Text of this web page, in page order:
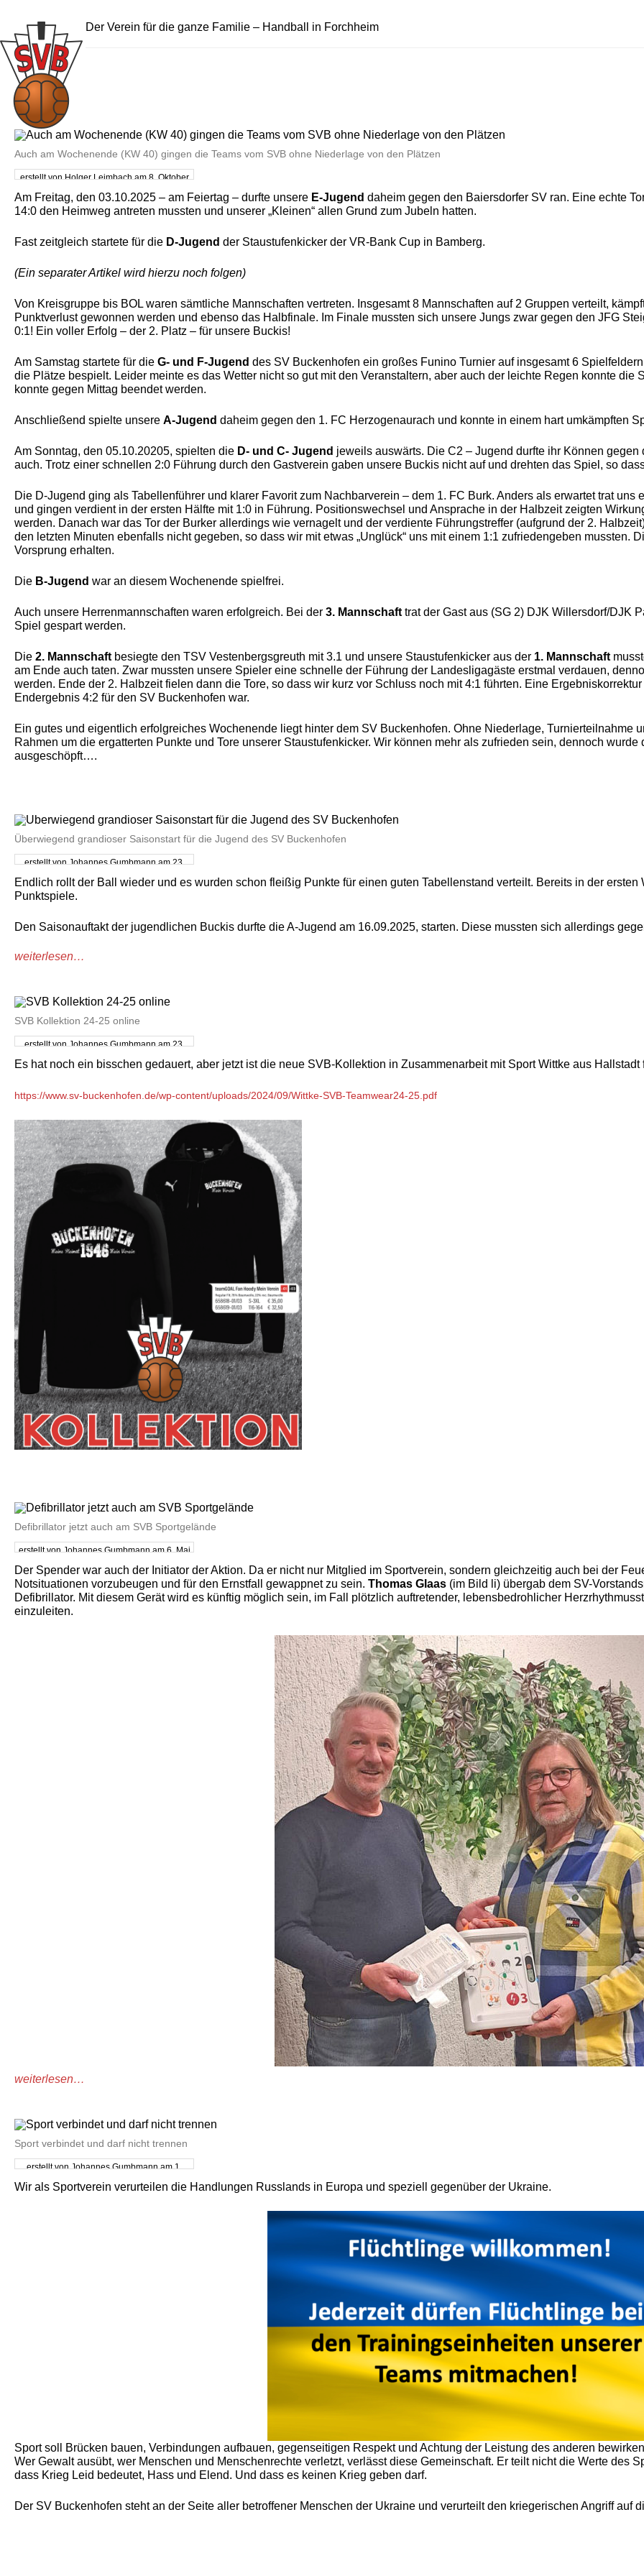
Der Verein für die ganze Familie – Handball in Forchheim
Auch am Wochenende (KW 40) gingen die Teams vom SVB ohne Niederlage von den Plätzen
erstellt von Holger Leimbach am 8. Oktober
Am Freitag, den 03.10.2025 – am Feiertag – durfte unsere E-Jugend daheim gegen den Baiersdorfer SV ran. Eine echte
14:0 den Heimweg antreten mussten und unserer „Kleinen“ allen Grund zum Jubeln hatten.
Fast zeitgleich startete für die D-Jugend der Staustufenkicker der VR-Bank Cup in Bamberg.
(Ein separater Artikel wird hierzu noch folgen)
Von Kreisgruppe bis BOL waren sämtliche Mannschaften vertreten. Insgesamt 8 Mannschaften auf 2 Gruppen verteilt,
Punktverlust gewonnen werden und ebenso das Halbfinale. Im Finale mussten sich unsere Jungs zwar gegen den JFG
0:1! Ein voller Erfolg – der 2. Platz – für unsere Buckis!
Am Samstag startete für die G- und F-Jugend des SV Buckenhofen ein großes Funino Turnier auf insgesamt 6
die Plätze bespielt. Leider meinte es das Wetter nicht so gut mit den Veranstaltern, aber auch der leichte Regen konnte
konnte gegen Mittag beendet werden.
Anschließend spielte unsere A-Jugend daheim gegen den 1. FC Herzogenaurach und konnte in einem hart umkämpften
Am Sonntag, den 05.10.20205, spielten die D- und C- Jugend jeweils auswärts. Die C2 – Jugend durfte ihr Können
auch. Trotz einer schnellen 2:0 Führung durch den Gastverein gaben unsere Buckis nicht auf und drehten das Spiel, so
Die D-Jugend ging als Tabellenführer und klarer Favorit zum Nachbarverein – dem 1. FC Burk. Anders als erwartet trat
und gingen verdient in der ersten Hälfte mit 1:0 in Führung. Positionswechsel und Ansprache in der Halbzeit zeigten
werden. Danach war das Tor der Burker allerdings wie vernagelt und der verdiente Führungstreffer (aufgrund der 2.
den letzten Minuten ebenfalls nicht gegeben, so dass wir mit etwas „Unglück“ uns mit einem 1:1 zufriedengeben mussten.
Vorsprung erhalten.
Die B-Jugend war an diesem Wochenende spielfrei.
Auch unsere Herrenmannschaften waren erfolgreich. Bei der 3. Mannschaft trat der Gast aus (SG 2) DJK Willersdorf/DJK
Spiel gespart werden.
Die 2. Mannschaft besiegte den TSV Vestenbergsgreuth mit 3.1 und unsere Staustufenkicker aus der 1. Mannschaft
am Ende auch taten. Zwar mussten unsere Spieler eine schnelle der Führung der Landesligagäste erstmal verdauen,
werden. Ende der 2. Halbzeit fielen dann die Tore, so dass wir kurz vor Schluss noch mit 4:1 führten. Eine
Endergebnis 4:2 für den SV Buckenhofen war.
Ein gutes und eigentlich erfolgreiches Wochenende liegt hinter dem SV Buckenhofen. Ohne Niederlage, Turnierteilnahme
Rahmen um die ergatterten Punkte und Tore unserer Staustufenkicker. Wir können mehr als zufrieden sein, dennoch
ausgeschöpft….
Überwiegend grandioser Saisonstart für die Jugend des SV Buckenhofen
erstellt von Johannes Gumbmann am 23.
Endlich rollt der Ball wieder und es wurden schon fleißig Punkte für einen guten Tabellenstand verteilt. Bereits in der
Punktspiele.
Den Saisonauftakt der jugendlichen Buckis durfte die A-Jugend am 16.09.2025, starten. Diese mussten sich allerdings
weiterlesen…
SVB Kollektion 24-25 online
erstellt von Johannes Gumbmann am 23.
Es hat noch ein bisschen gedauert, aber jetzt ist die neue SVB-Kollektion in Zusammenarbeit mit Sport Wittke aus Hallstadt
https://www.sv-buckenhofen.de/wp-content/uploads/2024/09/Wittke-SVB-Teamwear24-25.pdf
Defibrillator jetzt auch am SVB Sportgelände
erstellt von Johannes Gumbmann am 6. Mai
Der Spender war auch der Initiator der Aktion. Da er nicht nur Mitglied im Sportverein, sondern gleichzeitig auch bei der
Notsituationen vorzubeugen und für den Ernstfall gewappnet zu sein. Thomas Glaas (im Bild li) übergab dem SV-
Defibrillator. Mit diesem Gerät wird es künftig möglich sein, im Fall plötzlich auftretender, lebensbedrohlicher
einzuleiten.
weiterlesen…
Sport verbindet und darf nicht trennen
erstellt von Johannes Gumbmann am 1.
Wir als Sportverein verurteilen die Handlungen Russlands in Europa und speziell gegenüber der Ukraine.
Sport soll Brücken bauen, Verbindungen aufbauen, gegenseitigen Respekt und Achtung der Leistung des anderen
Wer Gewalt ausübt, wer Menschen und Menschenrechte verletzt, verlässt diese Gemeinschaft. Er teilt nicht die Werte des
dass Krieg Leid bedeutet, Hass und Elend. Und dass es keinen Krieg geben darf.
Der SV Buckenhofen steht an der Seite aller betroffener Menschen der Ukraine und verurteilt den kriegerischen Angriff auf